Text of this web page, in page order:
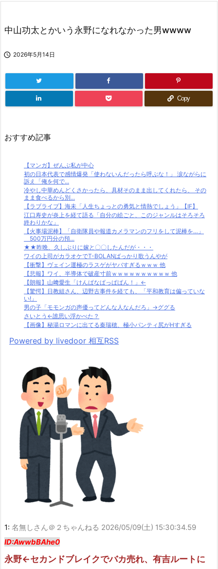
中山功太とかいう永野になれなかった男wwww
 2026年5月14日
Copy
おすすめ記事
【マンガ】ぜんぶ私が中心
初の日本代表で感情爆発「使わないんだったら呼ぶな！」 涙ながらに
訴え「俺を何で...
冷やし中華めんどくさかったら、具材そのまま出してくれたら、 その
まま食べるから別...
【ラブライブ】海未「人生ちょっとの勇気と情熱でしょう」【IF】
江口寿史が炎上を経て語る「自分の絵ごと、このジャンルはそろそろ
終わりかな」
【火事場泥棒】「自衛隊員や報道カメラマンのフリをして泥棒を…」
500万円分の預...
★★昨晩、久しぶりに嫁と〇〇したんだが・・・
ワイの上司がカラオケでT-BOLANばっかり歌うんやが
【衝撃】ヴェイン運極のラスゲがヤバすぎるｗｗｗ 他
【悲報】ワイ、半導体で破産寸前ｗｗｗｗｗｗｗｗｗｗ 他
【朗報】山﨑愛生「けんぱなぱっぱぱん！」←
【驚愕】日教組さん、辺野古事件を経ても、「平和教育は偏っていな
い!」
男の子「モモンガの声優ってどんな人なんだろ」→ググる
さいとう←誰思い浮かべた？
【画像】秘湯ロマンに出てる秦瑞穂、極小パンティ尻がHすぎる
Powered by livedoor 相互RSS
1: 名無しさん＠２ちゃんねる 2026/05/09(土) 15:30:34.59
ID:AwwbBAhe0
永野←セカンドブレイクでバカ売れ、有吉ルートに